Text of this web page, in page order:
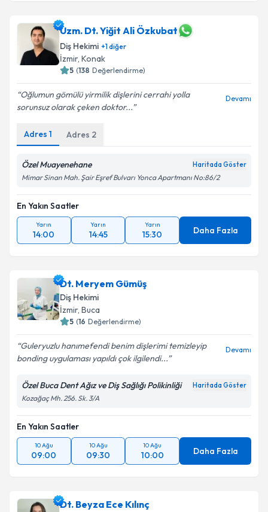
Uzm. Dt. Yiğit Ali Özkubat
Diş Hekimi +1diğer
İzmir, Konak
5 (138 Değerlendirme)
Oğlumun gömülü yirmilik dişlerini cerrahi yolla
sorunsuz olarak çeken doktor...
Devamı
Adres 1 Adres 2
Özel Muayenehane Haritada Göster
Mimar Sinan Mah. Şair Eşref Bulvarı Yonca Apartmanı No:86/2
En Yakın Saatler
Yarın
14:00
Yarın
14:45
Yarın
15:30 Daha Fazla
Dt. Meryem Gümüş
Diş Hekimi
İzmir, Buca
5 (16 Değerlendirme)
Guleryuzlu hanımefendi benim dişlerimi temizleyip
bonding uygulaması yapıldı çok ilgilendi...
Devamı
Özel Buca Dent Ağız ve Diş Sağlığı Polikinliği Haritada Göster
Kozağaç Mh. 256. Sk. 3/A
En Yakın Saatler
10 Ağu
09:00
10 Ağu
09:30
10 Ağu
10:00 Daha Fazla
Dt. Beyza Ece Kılınç